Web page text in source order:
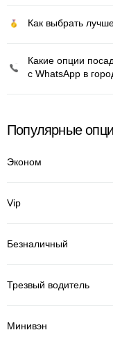
Как выбрать
Какие опции
с WhatsApp в
Популярные
Эконом
Vip
Безналичный
Трезвый водитель
Минивэн